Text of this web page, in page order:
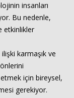
insanları
Bu nedenle,
etkinlikler
karmaşık ve
için bireysel,
gerekiyor.